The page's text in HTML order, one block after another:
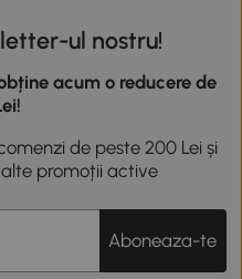
ul nostru!
acum o reducere de
de peste 200 Lei și
promoții active
Aboneaza-te